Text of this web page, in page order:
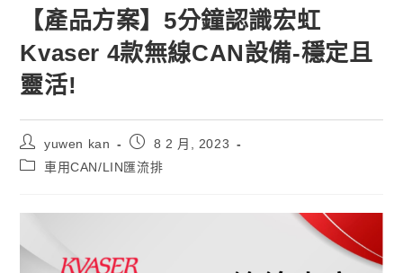
【產品方案】5分鐘認識宏虹
Kvaser 4款無線CAN設備-穩定且
靈活!
yuwen kan
8 2 月, 2023
車用CAN/LIN匯流排